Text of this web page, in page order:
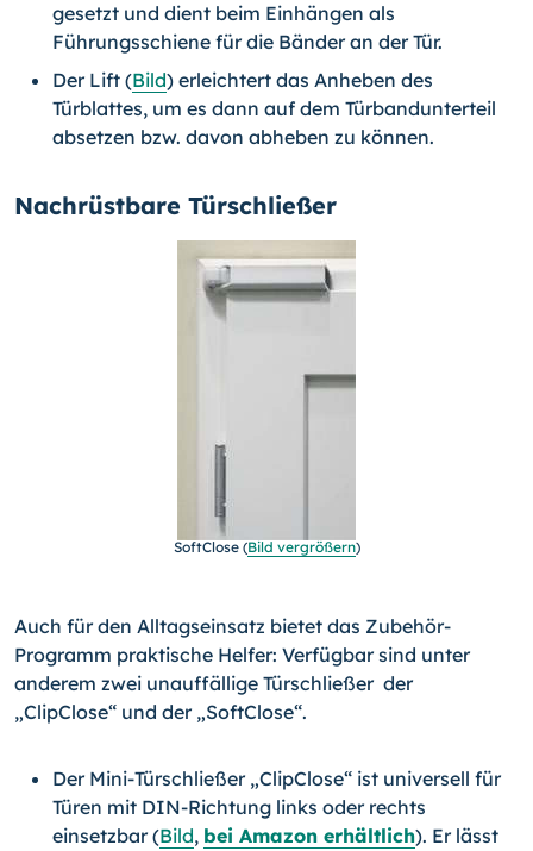
gesetzt und dient beim Ein­hängen als
Führungsschiene für die Bänder an der Tür.
Der Lift (Bild) erleichtert das Anheben des
Türblattes, um es dann auf dem Tür­bandunterteil
absetzen bzw. davon abheben zu können.
Nachrüstbare Türschließer
SoftClose (Bild vergrößern)
Auch für den Alltagseinsatz bietet das Zubehör-
Programm praktische Helfer: Verfügbar sind unter
anderem zwei unauf­fällige Türschließer der
„ClipClose“ und der „SoftClose“.
Der Mini-Türschließer „ClipClose“ ist universell für
Türen mit DIN-Richtung links oder rechts
einsetzbar (Bild, bei Amazon erhältlich). Er lässt